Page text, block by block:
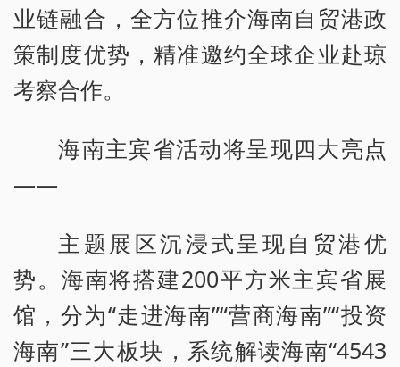
业链融合，全方位推介海南自贸港政
策制度优势，精准邀约全球企业赴琼
考察合作。
海南主宾省活动将呈现四大亮点
——
主题展区沉浸式呈现自贸港优
势。海南将搭建200平方米主宾省展
馆，分为“走进海南”“营商海南”“投资
海南”三大板块，系统解读海南“4543